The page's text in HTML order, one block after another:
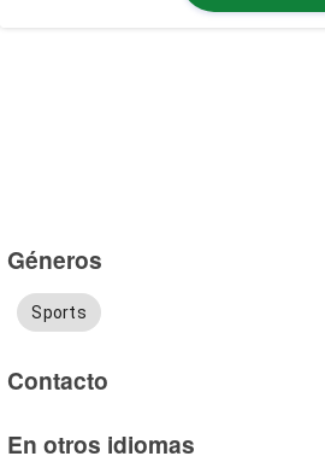
Géneros
Sports
Contacto
En otros idiomas